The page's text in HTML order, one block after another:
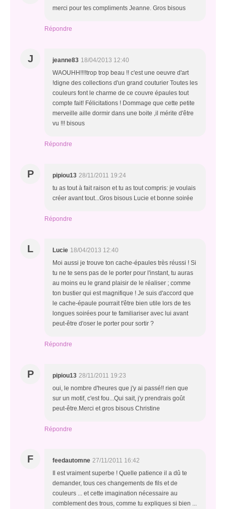
merci pour tes compliments Jeanne. Gros bisous
Répondre
J jeanne83 18/04/2013 12:40
WAOUHH!!!!trop trop beau !! c'est une oeuvre d'art
!digne des collections d'un grand couturier Toutes les
couleurs font le charme de ce couvre épaules tout
compte fait! Félicitations ! Dommage que cette petite
merveille aille dormir dans une boite ,il mérite d'être
vu !!! bisous
Répondre
P pipiou13 28/11/2011 19:24
tu as tout à fait raison et tu as tout compris: je voulais
créer avant tout...Gros bisous Lucie et bonne soirée
Répondre
L Lucie 18/04/2013 12:40
Moi aussi je trouve ton cache-épaules très réussi ! Si
tu ne te sens pas de le porter pour l'instant, tu auras
au moins eu le grand plaisir de le réaliser ; comme
ton bustier qui est magnifique ! Je suis d'accord que
le cache-épaule pourrait t'être bien utile lors de tes
longues soirées pour te familiariser avec lui avant
peut-être d'oser le porter pour sortir ?
Répondre
P pipiou13 28/11/2011 19:23
oui, le nombre d'heures que j'y ai passé!! rien que
sur un motif, c'est fou...Qui sait, j'y prendrais goût
peut-être.Merci et gros bisous Christine
Répondre
F feedautomne 27/11/2011 16:42
Il est vraiment superbe ! Quelle patience il a dû te
demander, tous ces changements de fils et de
couleurs ... et cette imagination nécessaire au
comblement des trous, comme tu expliques si bien ...